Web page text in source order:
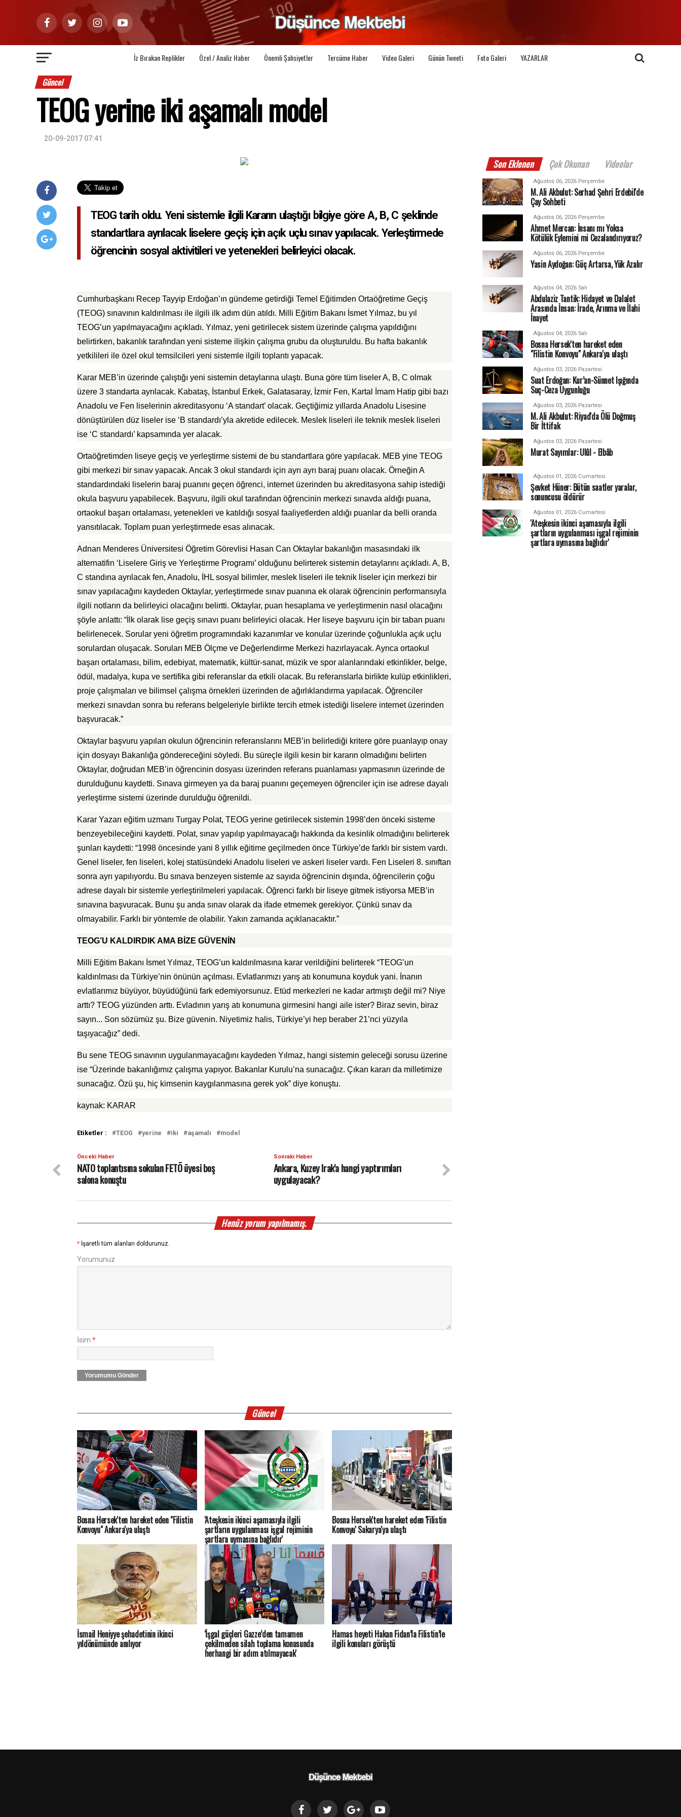
İz Bırakan Replikler Özel / Analiz Haber Önemli Şahsiyetler Tercüme Haber Video Galeri Günün Tweeti Foto Galeri YAZARLAR
Güncel
TEOG yerine iki aşamalı model
20-09-2017 07:41
TEOG tarih oldu. Yeni sistemle ilgili Kararın ulaştığı bilgiye göre A, B, C şeklinde
standartlara ayrılacak liselere geçiş için açık uçlu sınav yapılacak. Yerleştirmede
öğrencinin sosyal aktivitileri ve yetenekleri belirleyici olacak.
Cumhurbaşkanı Recep Tayyip Erdoğan’ın gündeme getirdiği Temel Eğitimden Ortaöğretime Geçiş
(TEOG) sınavının kaldırılması ile ilgili ilk adım dün atıldı. Milli Eğitim Bakanı İsmet Yılmaz, bu yıl
TEOG’un yapılmayacağını açıkladı. Yılmaz, yeni getirilecek sistem üzerinde çalışma yapıldığını
belirtirken, bakanlık tarafından yeni sisteme ilişkin çalışma grubu da oluşturuldu. Bu hafta bakanlık
yetkilileri ile özel okul temsilcileri yeni sistemle ilgili toplantı yapacak.
Karar MEB’in üzerinde çalıştığı yeni sistemin detaylarına ulaştı. Buna göre tüm liseler A, B, C olmak
üzere 3 standarta ayrılacak. Kabataş, İstanbul Erkek, Galatasaray, İzmir Fen, Kartal İmam Hatip gibi bazı
Anadolu ve Fen liselerinin akreditasyonu ‘A standart’ olacak. Geçtiğimiz yıllarda Anadolu Lisesine
dönüştürülen düz liseler ise ‘B standardı’yla akretide edilecek. Meslek liseleri ile teknik meslek liseleri
ise ‘C standardı’ kapsamında yer alacak.
Ortaöğretimden liseye geçiş ve yerleştirme sistemi de bu standartlara göre yapılacak. MEB yine TEOG
gibi merkezi bir sınav yapacak. Ancak 3 okul standardı için ayrı ayrı baraj puanı olacak. Örneğin A
standardındaki liselerin baraj puanını geçen öğrenci, internet üzerinden bu akreditasyona sahip istediği
okula başvuru yapabilecek. Başvuru, ilgili okul tarafından öğrencinin merkezi sınavda aldığı puana,
ortaokul başarı ortalaması, yetenekleri ve katıldığı sosyal faaliyetlerden aldığı puanlar da belli oranda
yansıtılacak. Toplam puan yerleştirmede esas alınacak.
Adnan Menderes Üniversitesi Öğretim Görevlisi Hasan Can Oktaylar bakanlığın masasındaki ilk
alternatifin ‘Liselere Giriş ve Yerleştirme Programı’ olduğunu belirterek sistemin detaylarını açıkladı. A, B,
C standına ayrılacak fen, Anadolu, İHL sosyal bilimler, meslek liseleri ile teknik liseler için merkezi bir
sınav yapılacağını kaydeden Oktaylar, yerleştirmede sınav puanına ek olarak öğrencinin performansıyla
ilgili notların da belirleyici olacağını belirtti. Oktaylar, puan hesaplama ve yerleştirmenin nasıl olacağını
şöyle anlattı: “İlk olarak lise geçiş sınavı puanı belirleyici olacak. Her liseye başvuru için bir taban puanı
belirlenecek. Sorular yeni öğretim programındaki kazanımlar ve konular üzerinde çoğunlukla açık uçlu
sorulardan oluşacak. Soruları MEB Ölçme ve Değerlendirme Merkezi hazırlayacak. Ayrıca ortaokul
başarı ortalaması, bilim, edebiyat, matematik, kültür-sanat, müzik ve spor alanlarındaki etkinlikler, belge,
ödül, madalya, kupa ve sertifika gibi referanslar da etkili olacak. Bu referanslarla birlikte kulüp etkinlikleri,
proje çalışmaları ve bilimsel çalışma örnekleri üzerinden de ağırlıklandırma yapılacak. Öğrenciler
merkezi sınavdan sonra bu referans belgeleriyle birlikte tercih etmek istediği liselere internet üzerinden
başvuracak.”
Oktaylar başvuru yapılan okulun öğrencinin referanslarını MEB’in belirlediği kritere göre puanlayıp onay
için dosyayı Bakanlığa göndereceğini söyledi. Bu süreçle ilgili kesin bir kararın olmadığını belirten
Oktaylar, doğrudan MEB’in öğrencinin dosyası üzerinden referans puanlaması yapmasının üzerinde de
durulduğunu kaydetti. Sınava girmeyen ya da baraj puanını geçemeyen öğrenciler için ise adrese dayalı
yerleştirme sistemi üzerinde durulduğu öğrenildi.
Karar Yazarı eğitim uzmanı Turgay Polat, TEOG yerine getirilecek sistemin 1998’den önceki sisteme
benzeyebileceğini kaydetti. Polat, sınav yapılıp yapılmayacağı hakkında da kesinlik olmadığını belirterek
şunları kaydetti: “1998 öncesinde yani 8 yıllık eğitime geçilmeden önce Türkiye’de farklı bir sistem vardı.
Genel liseler, fen liseleri, kolej statüsündeki Anadolu liseleri ve askeri liseler vardı. Fen Liseleri 8. sınıftan
sonra ayrı yapılıyordu. Bu sınava benzeyen sistemle az sayıda öğrencinin dışında, öğrencilerin çoğu
adrese dayalı bir sistemle yerleştirilmeleri yapılacak. Öğrenci farklı bir liseye gitmek istiyorsa MEB’in
sınavına başvuracak. Bunu şu anda sınav olarak da ifade etmemek gerekiyor. Çünkü sınav da
olmayabilir. Farklı bir yöntemle de olabilir. Yakın zamanda açıklanacaktır.”
TEOG’U KALDIRDIK AMA BİZE GÜVENİN
Milli Eğitim Bakanı İsmet Yılmaz, TEOG’un kaldırılmasına karar verildiğini belirterek “TEOG’un
kaldırılması da Türkiye’nin önünün açılması. Evlatlarımızı yarış atı konumuna koyduk yani. İnanın
evlatlarımız büyüyor, büyüdüğünü fark edemiyorsunuz. Etüd merkezleri ne kadar artmıştı değil mi? Niye
arttı? TEOG yüzünden arttı. Evladının yarış atı konumuna girmesini hangi aile ister? Biraz sevin, biraz
sayın... Son sözümüz şu. Bize güvenin. Niyetimiz halis, Türkiye’yi hep beraber 21’nci yüzyıla
taşıyacağız” dedi.
Bu sene TEOG sınavının uygulanmayacağını kaydeden Yılmaz, hangi sistemin geleceği sorusu üzerine
ise “Üzerinde bakanlığımız çalışma yapıyor. Bakanlar Kurulu’na sunacağız. Çıkan kararı da milletimize
sunacağız. Özü şu, hiç kimsenin kaygılanmasına gerek yok” diye konuştu.
kaynak: KARAR
Etiketler : TEOG yerine iki aşamalı model
Önceki Haber
NATO toplantısına sokulan FETÖ üyesi boş
salona konuştu
Sonraki Haber
Ankara, Kuzey Irak'a hangi yaptırımları
uygulayacak?
Henüz yorum yapılmamış.
* İşaretli tüm alanları doldurunuz.
Yorumunuz
İsim *
Yorumumu Gönder
Güncel
Bosna Hersek'ten hareket eden "Filistin
Konvoyu" Ankara'ya ulaştı
'Ateşkesin ikinci aşamasıyla ilgili
şartların uygulanması işgal rejiminin
şartlara uymasına bağlıdır'
Bosna Hersek'ten hareket eden 'Filistin
Konvoyu' Sakarya'ya ulaştı
İsmail Heniyye şehadetinin ikinci
yıldönümünde anılıyor
'İşgal güçleri Gazze’den tamamen
çekilmeden silah toplama konusunda
herhangi bir adım atılmayacak'
Hamas heyeti Hakan Fidan’la Filistin’le
ilgili konuları görüştü
Son Eklenen Çok Okunan Videolar
Ağustos 06, 2026 Perşembe
M. Ali Akbulut: Serhad Şehri Erdebil'de
Çay Sohbeti
Ağustos 06, 2026 Perşembe
Ahmet Mercan: İnsanı mı Yoksa
Kötülük Eylemini mi Cezalandırıyoruz?
Ağustos 06, 2026 Perşembe
Yasin Aydoğan: Güç Artarsa, Yük Azalır
Ağustos 04, 2026 Salı
Abdulaziz Tantik: Hidayet ve Dalalet
Arasında İnsan: İrade, Arınma ve İlahi
İnayet
Ağustos 04, 2026 Salı
Bosna Hersek'ten hareket eden
"Filistin Konvoyu" Ankara'ya ulaştı
Ağustos 03, 2026 Pazartesi
Suat Erdoğan: Kur’an-Sünnet Işığında
Suç-Ceza Uygunluğu
Ağustos 03, 2026 Pazartesi
M. Ali Akbulut: Riyad'da Ölü Doğmuş
Bir İttifak
Ağustos 03, 2026 Pazartesi
Murat Sayımlar: Ulûl - Elbâb
Ağustos 01, 2026 Cumartesi
Şevket Hüner: Bütün saatler yaralar,
sonuncusu öldürür
Ağustos 01, 2026 Cumartesi
'Ateşkesin ikinci aşamasıyla ilgili
şartların uygulanması işgal rejiminin
şartlara uymasına bağlıdır'